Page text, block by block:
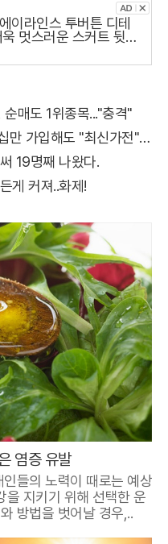
이라인스 투버튼 디테
멋스러운 스커트 뒷지
매도 1위종목..."충격"
가전" 선착순 100% 무료 경품지원!!
19명째 나왔다.
게 커져..화제!
염증 유발
들의 노력이 때로는 예상
을 지키기 위해 선택한 운
방법을 벗어날 경우,..